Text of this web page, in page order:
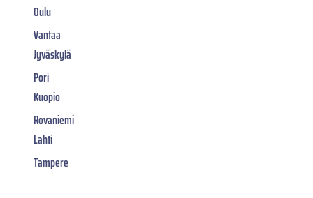
Oulu
Vantaa
Jyväskylä
Pori
Kuopio
Rovaniemi
Lahti
Tampere